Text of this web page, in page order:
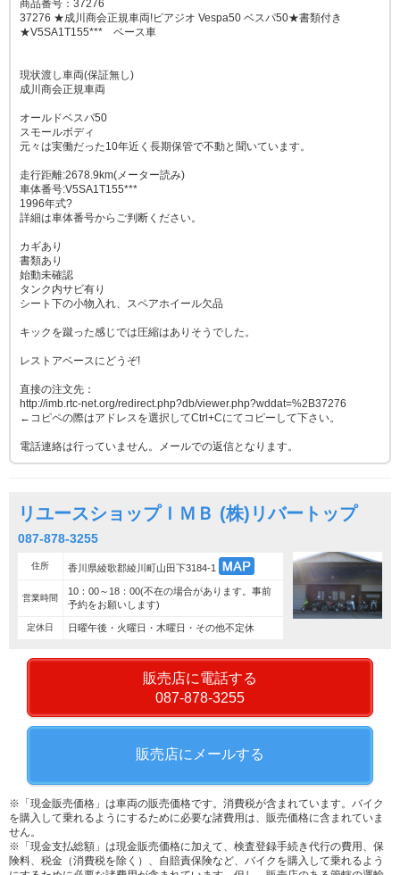
商品番号：37276
37276 ★成川商会正規車両!ピアジオ Vespa50 ベスパ50★書類付き
★V5SA1T155*** ベース車
現状渡し車両(保証無し)
成川商会正規車両
オールドベスパ50
スモールボディ
元々は実働だった10年近く長期保管で不動と聞いています。
走行距離:2678.9km(メーター読み)
車体番号:V5SA1T155***
1996年式?
詳細は車体番号からご判断ください。
カギあり
書類あり
始動未確認
タンク内サビ有り
シート下の小物入れ、スペアホイール欠品
キックを蹴った感じでは圧縮はありそうでした。
レストアベースにどうぞ!
直接の注文先：
http://imb.rtc-net.org/redirect.php?db/viewer.php?wddat=%2B37276
←コピペの際はアドレスを選択してCtrl+Cにてコピーして下さい。
電話連絡は行っていません。メールでの返信となります。
リユースショップＩＭＢ (株)リバートップ
087-878-3255
住所 香川県綾歌郡綾川町山田下3184-1
営業時間
10：00～18：00(不在の場合があります。事前
予約をお願いします)
定休日 日曜午後・火曜日・木曜日・その他不定休
販売店に電話する
087-878-3255
販売店にメールする
※「現金販売価格」は車両の販売価格です。消費税が含まれています。バイク
を購入して乗れるようにするために必要な諸費用は、販売価格に含まれていま
せん。
※「現金支払総額」は現金販売価格に加えて、検査登録手続き代行の費用、保
険料、税金（消費税を除く）、自賠責保険など、バイクを購入して乗れるよう